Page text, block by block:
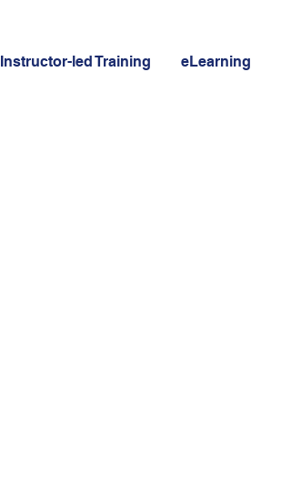
Instructor-led Training eLearning